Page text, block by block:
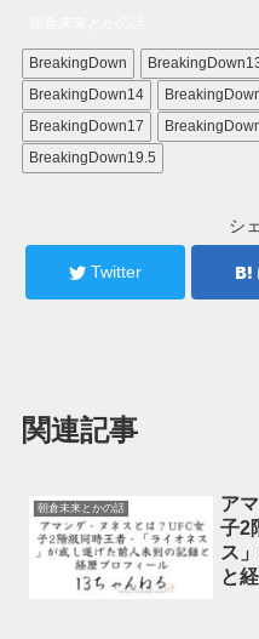
BreakingDown
BreakingDown14
BreakingDown17
BreakingDown19.5
シ
Twitter
関連記事
朝倉未来とかの話
ア
子2
ス
と